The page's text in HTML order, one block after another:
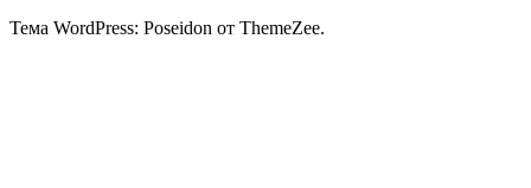
Тема WordPress: Poseidon от ThemeZee.